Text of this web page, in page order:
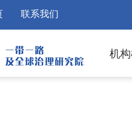
联系我们
机